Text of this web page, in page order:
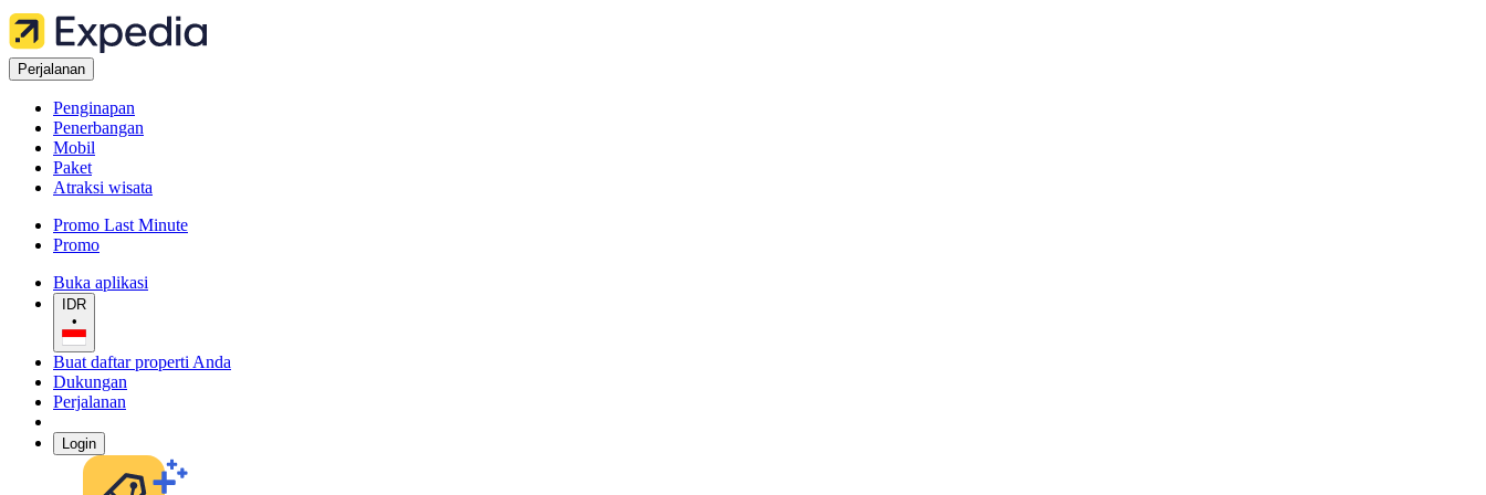
Perjalanan
Penginapan
Penerbangan
Mobil
Paket
Atraksi wisata
Promo Last Minute
Promo
Buka aplikasi
IDR
•
Buat daftar properti Anda
Dukungan
Perjalanan
Login